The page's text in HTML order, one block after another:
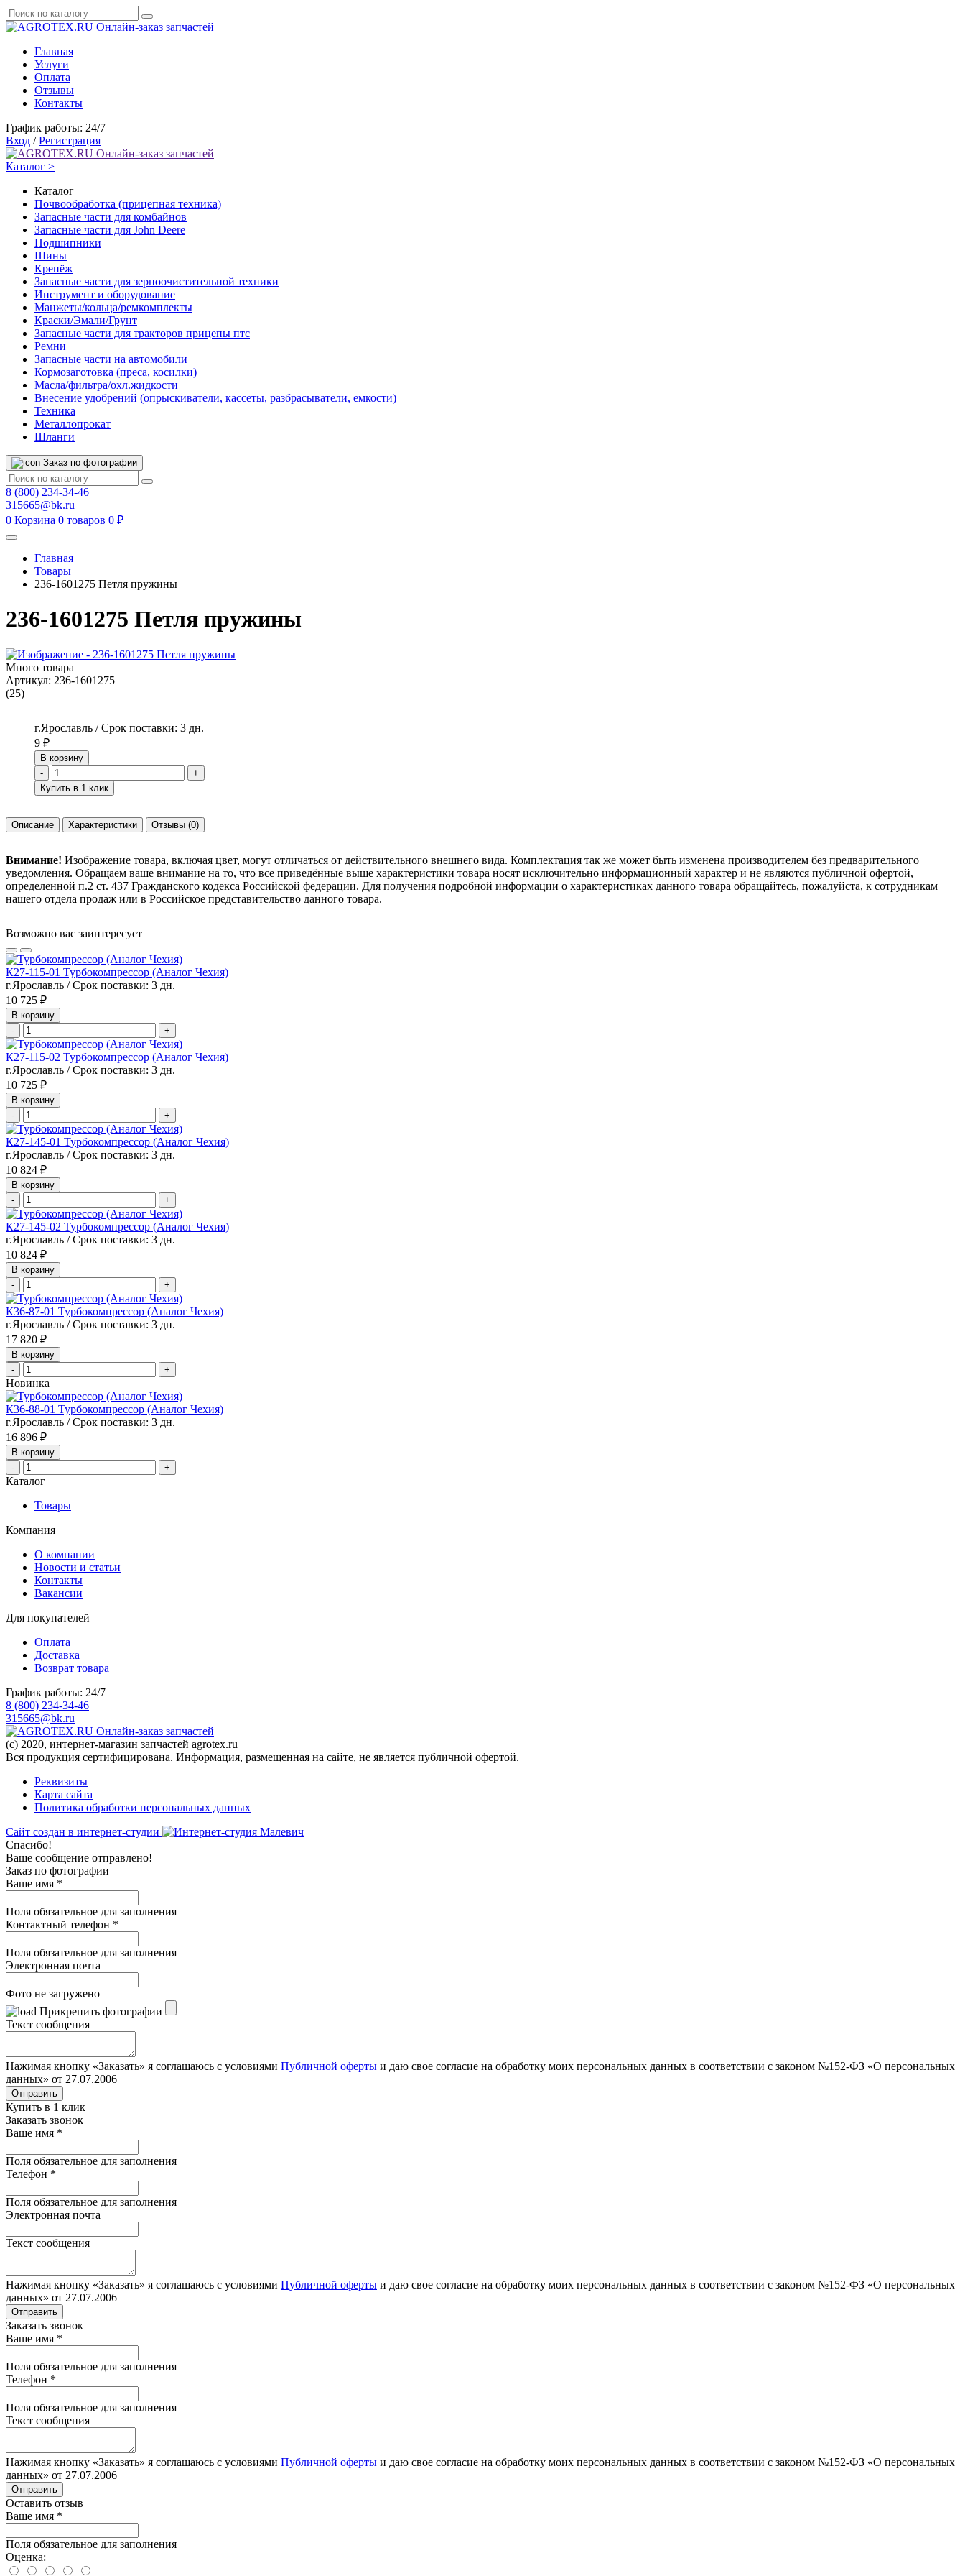
Онлайн-заказ запчастей
Главная
Услуги
Оплата
Отзывы
Контакты
График работы: 24/7
Вход / Регистрация
Онлайн-заказ запчастей
Каталог >
Каталог
Почвообработка (прицепная техника)
Запасные части для комбайнов
Запасные части для John Deere
Подшипники
Шины
Крепёж
Запасные части для зерноочистительной техники
Инструмент и оборудование
Манжеты/кольца/ремкомплекты
Краски/Эмали/Грунт
Запасные части для тракторов прицепы птс
Ремни
Запасные части на автомобили
Кормозаготовка (преса, косилки)
Масла/фильтра/охл.жидкости
Внесение удобрений (опрыскиватели, кассеты, разбрасыватели, емкости)
Техника
Металлопрокат
Шланги
Заказ по фотографии
8 (800) 234-34-46
315665@bk.ru
0 Корзина 0 товаров 0 ₽
Главная
Товары
236-1601275 Петля пружины
236-1601275 Петля пружины
Много товара
Артикул: 236-1601275
(25)
г.Ярославль / Срок поставки: 3 дн.
9 ₽
В корзину
-
+
Купить в 1 клик
Описание Характеристики Отзывы (0)
Внимание! Изображение товара, включая цвет, могут отличаться от действительного внешнего вида. Комплектация так же может быть изменена производителем без предварительного
уведомления. Обращаем ваше внимание на то, что все приведённые выше характеристики товара носят исключительно информационный характер и не являются публичной офертой,
определенной п.2 ст. 437 Гражданского кодекса Российской федерации. Для получения подробной информации о характеристиках данного товара обращайтесь, пожалуйста, к сотрудникам
нашего отдела продаж или в Российское представительство данного товара.
Возможно вас заинтересует
К27-115-01 Турбокомпрессор (Аналог Чехия)
г.Ярославль / Срок поставки: 3 дн.
10 725 ₽
В корзину
-
+
К27-115-02 Турбокомпрессор (Аналог Чехия)
г.Ярославль / Срок поставки: 3 дн.
10 725 ₽
В корзину
-
+
К27-145-01 Турбокомпрессор (Аналог Чехия)
г.Ярославль / Срок поставки: 3 дн.
10 824 ₽
В корзину
-
+
К27-145-02 Турбокомпрессор (Аналог Чехия)
г.Ярославль / Срок поставки: 3 дн.
10 824 ₽
В корзину
-
+
К36-87-01 Турбокомпрессор (Аналог Чехия)
г.Ярославль / Срок поставки: 3 дн.
17 820 ₽
В корзину
-
+
Новинка
К36-88-01 Турбокомпрессор (Аналог Чехия)
г.Ярославль / Срок поставки: 3 дн.
16 896 ₽
В корзину
-
+
Каталог
Товары
Компания
О компании
Новости и статьи
Контакты
Вакансии
Для покупателей
Оплата
Доставка
Возврат товара
График работы: 24/7
8 (800) 234-34-46
315665@bk.ru
Онлайн-заказ запчастей
(c) 2020, интернет-магазин запчастей agrotex.ru
Вся продукция сертифицирована. Информация, размещенная на сайте, не является публичной офертой.
Реквизиты
Карта сайта
Политика обработки персональных данных
Сайт создан в интернет-студии
Спасибо!
Ваше сообщение отправлено!
Заказ по фотографии
Ваше имя *
Поля обязательное для заполнения
Контактный телефон *
Поля обязательное для заполнения
Электронная почта
Фото не загружено
Прикрепить фотографии
Текст сообщения
Нажимая кнопку «Заказать» я соглашаюсь с условиями Публичной оферты и даю свое согласие на обработку моих персональных данных в соответствии с законом №152-ФЗ «О персональных
данных» от 27.07.2006
Отправить
Купить в 1 клик
Заказать звонок
Ваше имя *
Поля обязательное для заполнения
Телефон *
Поля обязательное для заполнения
Электронная почта
Текст сообщения
Нажимая кнопку «Заказать» я соглашаюсь с условиями Публичной оферты и даю свое согласие на обработку моих персональных данных в соответствии с законом №152-ФЗ «О персональных
данных» от 27.07.2006
Отправить
Заказать звонок
Ваше имя *
Поля обязательное для заполнения
Телефон *
Поля обязательное для заполнения
Текст сообщения
Нажимая кнопку «Заказать» я соглашаюсь с условиями Публичной оферты и даю свое согласие на обработку моих персональных данных в соответствии с законом №152-ФЗ «О персональных
данных» от 27.07.2006
Отправить
Оставить отзыв
Ваше имя *
Поля обязательное для заполнения
Оценка: